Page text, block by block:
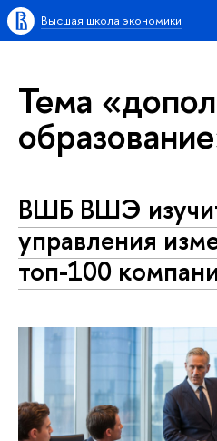
Высшая школа экономики
Тема
ВШБ ВШЭ
управления
топ-100